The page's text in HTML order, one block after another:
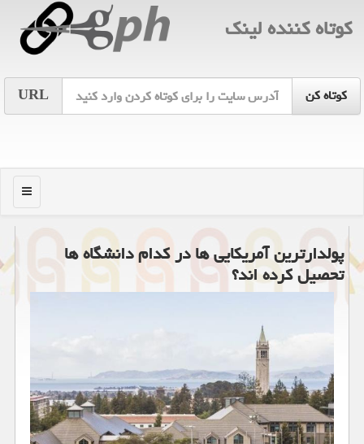
كوتاه كننده لینك
URL
منو
پولدارترین آمریكایی ها در كدام دانشگاه ها
تحصیل كرده اند؟